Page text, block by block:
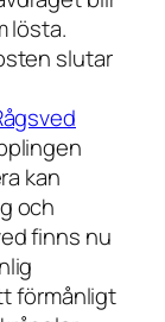
lösta.
slutar
kan
och
finns nu
förmånligt